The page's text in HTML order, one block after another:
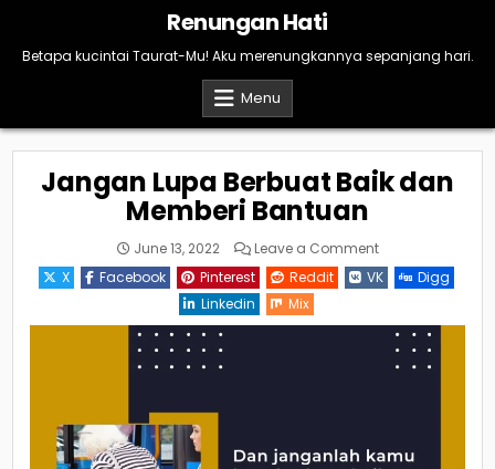
content
Renungan Hati
Betapa kucintai Taurat-Mu! Aku merenungkannya sepanjang hari.
Menu
Jangan Lupa Berbuat Baik dan
Memberi Bantuan
June 13, 2022 Leave a Commenton
Lupa
Berbuat
Memberi
Bantuan
X Facebook Pinterest Reddit VK
Digg
Linkedin
Mix